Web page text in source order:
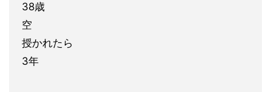
38歳
空
授かれたら
3年